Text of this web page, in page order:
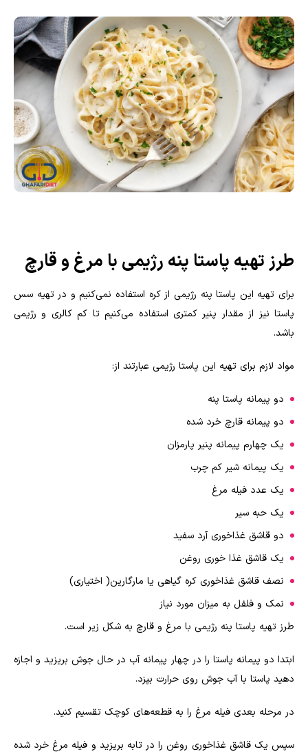
طرز تهیه پاستا پنه رژیمی با مرغ و قارچ
برای تهیه این پاستا پنه رژیمی از کره استفاده نمی‌کنیم و در تهیه سس
پاستا نیز از مقدار پنیر کمتری استفاده می‌کنیم تا کم کالری و رژیمی
باشد.
مواد لازم برای تهیه این پاستا رژیمی عبارتند از:
دو پیمانه پاستا پنه
دو پیمانه قارچ خرد شده
یک چهارم پیمانه پنیر پارمزان
یک پیمانه شیر کم چرب
یک عدد فیله مرغ
یک حبه سیر
دو قاشق غذاخوری آرد سفید
یک قاشق غذا خوری روغن
نصف قاشق غذاخوری کره گیاهی یا مارگارین( اختیاری)
نمک و فلفل به میزان مورد نیاز
طرز تهیه پاستا پنه رژیمی با مرغ و قارچ به شکل زیر است.
ابتدا دو پیمانه پاستا را در چهار پیمانه آب در حال جوش بریزید و اجازه
دهید پاستا با آب جوش روی حرارت بپزد.
در مرحله بعدی فیله مرغ را به قطعه‌های کوچک تقسیم کنید.
سپس یک قاشق غذاخوری روغن را در تابه بریزید و فیله مرغ خرد شده